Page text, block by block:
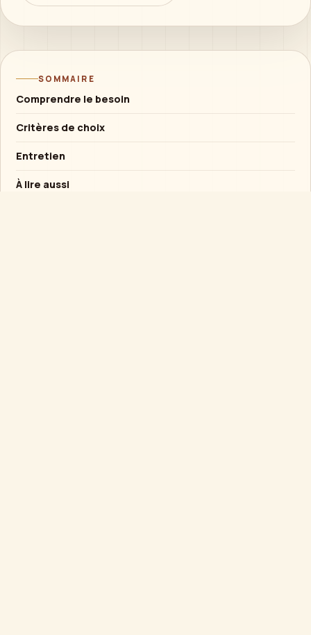
SOMMAIRE
Comprendre le besoin
Critères de choix
Entretien
À lire aussi